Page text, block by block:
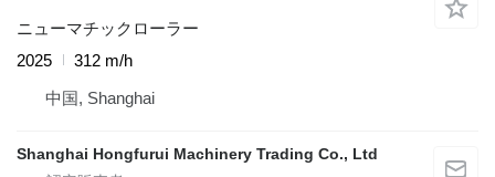
ニューマチックローラー
2025
312 m/h
中国, Shanghai
Shanghai Hongfurui Machinery Trading Co., Ltd